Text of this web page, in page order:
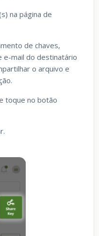
na página de
de chaves,
e-mail do destinatário
o arquivo e
toque no botão